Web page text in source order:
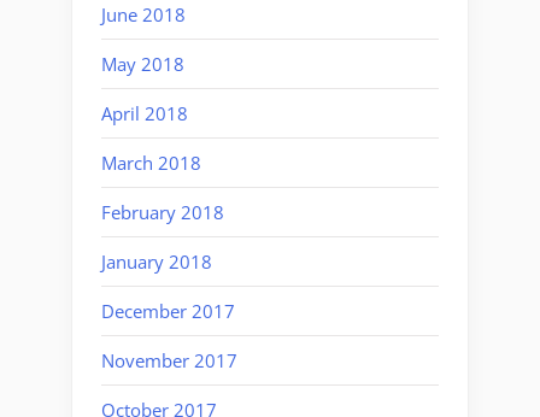
June 2018
May 2018
April 2018
March 2018
February 2018
January 2018
December 2017
November 2017
October 2017